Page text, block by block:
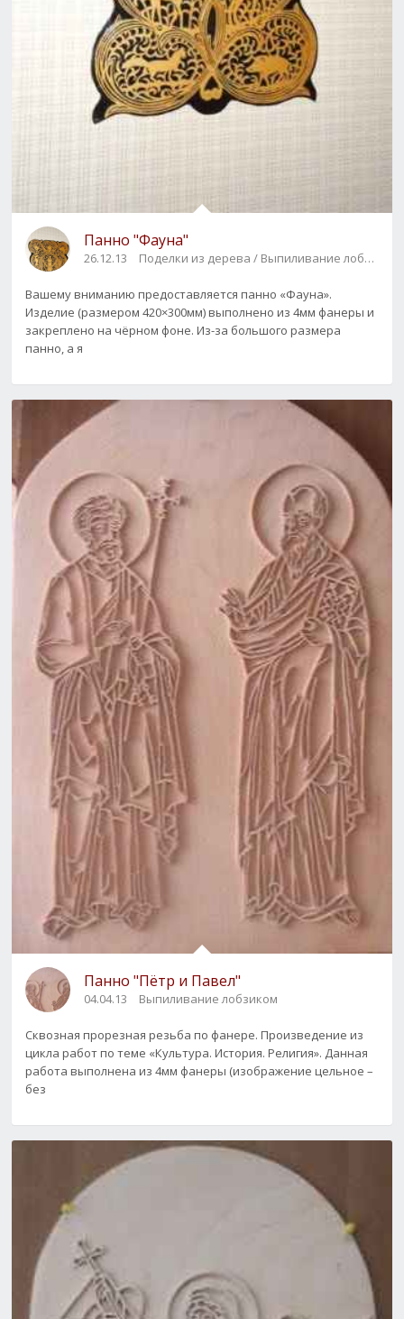
Панно "Фауна"
26.12.13 Поделки из дерева / Выпиливание лобзиком
Вашему вниманию предоставляется панно «Фауна».
Изделие (размером 420×300мм) выполнено из 4мм фанеры и
закреплено на чёрном фоне. Из-за большого размера
панно, а я
Панно "Пётр и Павел"
04.04.13 Выпиливание лобзиком
Сквозная прорезная резьба по фанере. Произведение из
цикла работ по теме «Культура. История. Религия». Данная
работа выполнена из 4мм фанеры (изображение цельное –
без